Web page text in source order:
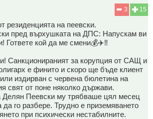
15
3
резиденцията на пеевски.
пред върхушката на ДПС: Напускам ви
Гответе кой да ме смени💰✈️‼️
Санкционираният за корупция от САЩ и
е финито и скоро ще бъде клиент
издирван с червена бюлетина на
свят от поне няколко държави.
Делян Пеевски му трябваше цял месец
да го разбере. Трудно е приземяването
при психически нестабилните.